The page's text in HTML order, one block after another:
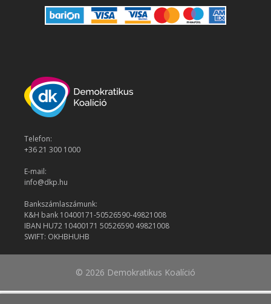
Telefon:
+36 21 300 1000
E-mail:
info@dkp.hu
Bankszámlaszámunk:
K&H bank 10400171-50526590-49821008
IBAN HU72 10400171 50526590 49821008
SWIFT: OKHBHUHB
© 2026 Demokratikus Koalíció